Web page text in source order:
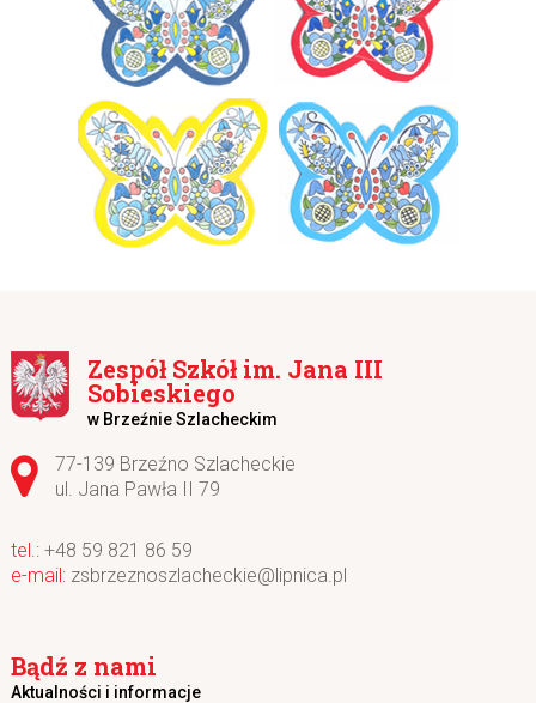
Zespół Szkół im. Jana III
Sobieskiego
w Brzeźnie Szlacheckim
Adres pocztowy:
77-139 Brzeźno Szlacheckie
ul. Jana Pawła II 79
+48 59 821 86 59
zsbrzeznoszlacheckie@lipnica.pl
Bądź z nami
Aktualności i informacje